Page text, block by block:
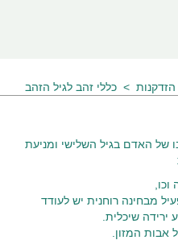
הזדקנות כללי זהב לגיל הזהב
של האדם בגיל השלישי ומניעת
מבחינה רוחנית יש לעודד
שיכלית.
אבות המזון.